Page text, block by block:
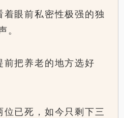
着眼前私密性极强的独
。
前把养老的地方选好
位已死，如今只剩下三